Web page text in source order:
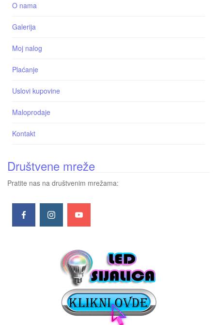
O nama
Galerija
Moj nalog
Plaćanje
Uslovi kupovine
Maloprodaje
Kontakt
Društvene mreže
Pratite nas na društvenim mrežama: